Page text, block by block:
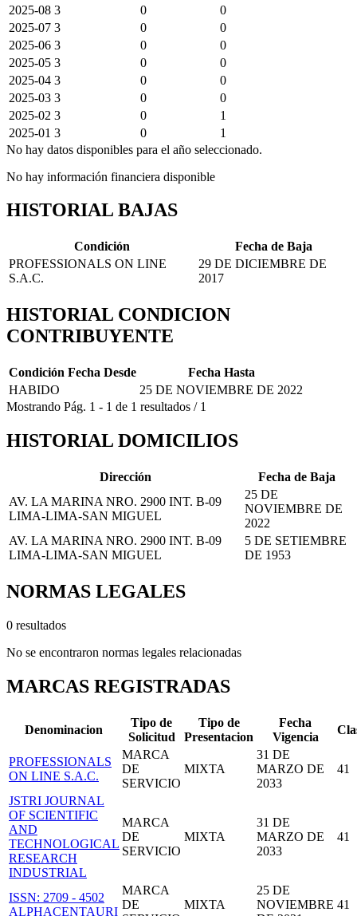
2025-08 3 0
0
2025-07 3 0
0
2025-06 3 0
0
2025-05 3 0
0
2025-04 3 0
0
2025-03 3 0
0
2025-02 3 0
1
2025-01 3 0
1
No hay datos disponibles para el año seleccionado.
No hay información financiera disponible
HISTORIAL BAJAS
Condición
Fecha de Baja
PROFESSIONALS ON LINE
S.A.C.
29 DE DICIEMBRE DE
2017
HISTORIAL CONDICION
CONTRIBUYENTE
Condición Fecha Desde
Fecha Hasta
HABIDO
25 DE NOVIEMBRE DE 2022
Mostrando Pág. 1 - 1 de 1 resultados / 1
HISTORIAL DOMICILIOS
Dirección
Fecha de Baja
AV. LA MARINA NRO. 2900 INT. B-09
LIMA-LIMA-SAN MIGUEL
25 DE
NOVIEMBRE DE
2022
AV. LA MARINA NRO. 2900 INT. B-09
LIMA-LIMA-SAN MIGUEL
5 DE SETIEMBRE
DE 1953
NORMAS LEGALES
0 resultados
No se encontraron normas legales relacionadas
MARCAS REGISTRADAS
Denominacion
Tipo de
Solicitud
Tipo de
Presentacion
Fecha
Vigencia
PROFESSIONALS
ON LINE S.A.C.
MARCA
DE
SERVICIO
MIXTA
31 DE
MARZO DE
2033
41
JSTRI JOURNAL
OF SCIENTIFIC
AND
TECHNOLOGICAL
RESEARCH
INDUSTRIAL
MARCA
DE
SERVICIO
MIXTA
31 DE
MARZO DE
2033
41
ISSN: 2709 - 4502
ALPHACENTAURI
MARCA
DE
MIXTA
25 DE
NOVIEMBRE 41